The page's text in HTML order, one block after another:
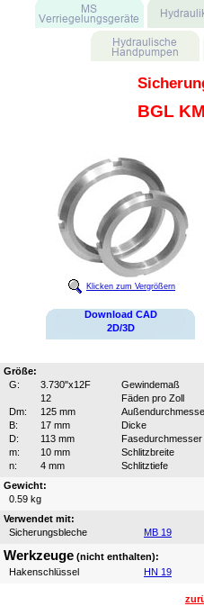
BGL
Klicken zum Vergrößern
Download CAD
2D/3D
Größe:
G:
3.730"x12F
Gewindemaß
12
Fäden pro Zoll
Dm:
125 mm
B:
17 mm
Dicke
D:
113 mm
Fasedurchmesser
m:
10 mm
Schlitzbreite
n:
4 mm
Schlitztiefe
Gewicht:
0.59 kg
Verwendet mit:
Sicherungsbleche
MB 19
Werkzeuge (nicht enthalten):
Hakenschlüssel
HN 19